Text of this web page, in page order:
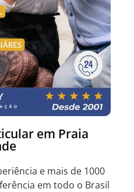
em Praia
e mais de 1000
em todo o Brasil